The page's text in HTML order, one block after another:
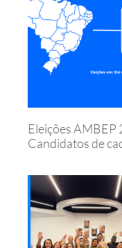
Eleições AMBEP
Candidatos de